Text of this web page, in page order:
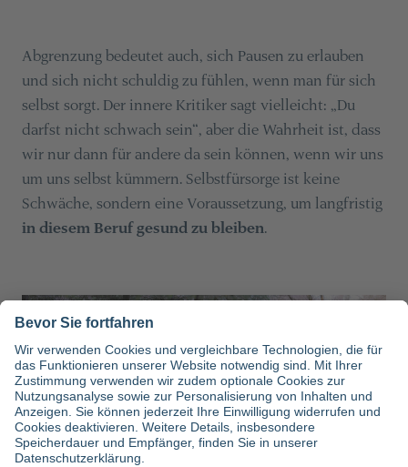
Abgrenzung bedeutet auch, sich Pausen zu erlauben
und sich nicht schuldig zu fühlen, wenn man für sich
selbst sorgt. Der innere Kritiker sagt vielleicht: „Du
darfst nicht schwach sein“, aber die Wahrheit ist, dass
wir nur dann für andere da sein können, wenn wir uns
um uns selbst kümmern. Selbstfürsorge ist keine
Schwäche, sondern eine Voraussetzung, um langfristig
in diesem Beruf gesund zu bleiben.